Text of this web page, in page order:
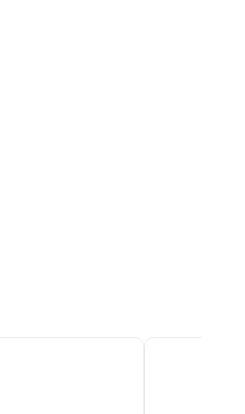
Privat, Uferpromenade - Luxus auf 125 Ft. Von Suttons
Sweet Retreat